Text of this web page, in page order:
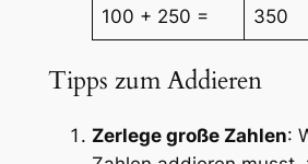
100 + 250 = 350
Tipps zum Addieren
Zerlege große Zahlen: